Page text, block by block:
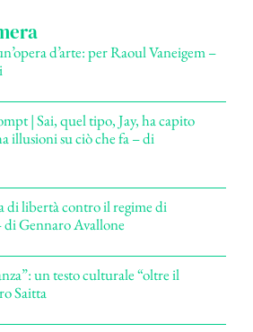
d’arte: per Raoul Vaneigem –
| Sai, quel tipo, Jay, ha capito
illusioni su ciò che fa – di
di libertà contro il regime di
Gennaro Avallone
un testo culturale “oltre il
Saitta